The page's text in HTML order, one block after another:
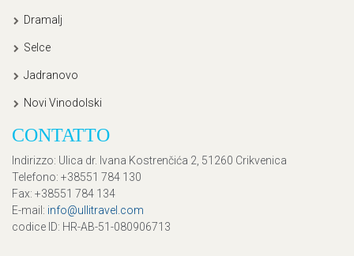
Dramalj
Selce
Jadranovo
Novi Vinodolski
CONTATTO
Indirizzo: Ulica dr. Ivana Kostrenčića 2, 51260 Crikvenica
Telefono: +38551 784 130
Fax: +38551 784 134
E-mail : info@ullitravel.com
codice ID: HR-AB-51-080906713